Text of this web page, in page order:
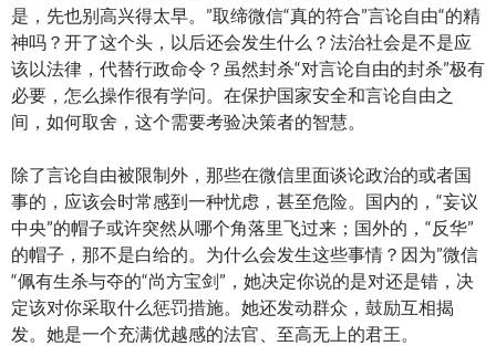
是，先也别高兴得太早。”取缔微信“真的符合”言论自由“的精
神吗？开了这个头，以后还会发生什么？法治社会是不是应
该以法律，代替行政命令？虽然封杀“对言论自由的封杀”极有
必要，怎么操作很有学问。在保护国家安全和言论自由之
间，如何取舍，这个需要考验决策者的智慧。
除了言论自由被限制外，那些在微信里面谈论政治的或者国
事的，应该会时常感到一种忧虑，甚至危险。国内的，“妄议
中央”的帽子或许突然从哪个角落里飞过来；国外的，“反华”
的帽子，那不是白给的。为什么会发生这些事情？因为”微信
“佩有生杀与夺的“尚方宝剑”，她决定你说的是对还是错，决
定该对你采取什么惩罚措施。她还发动群众，鼓励互相揭
发。她是一个充满优越感的法官、至高无上的君王。